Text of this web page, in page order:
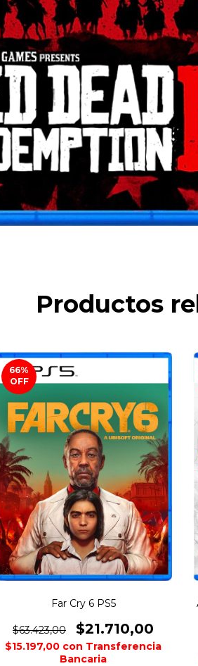
Productos
66%
OFF
Far Cry 6 PS5
$63.423,00 $21.710,00
$15.197,00 con Transferencia
Bancaria